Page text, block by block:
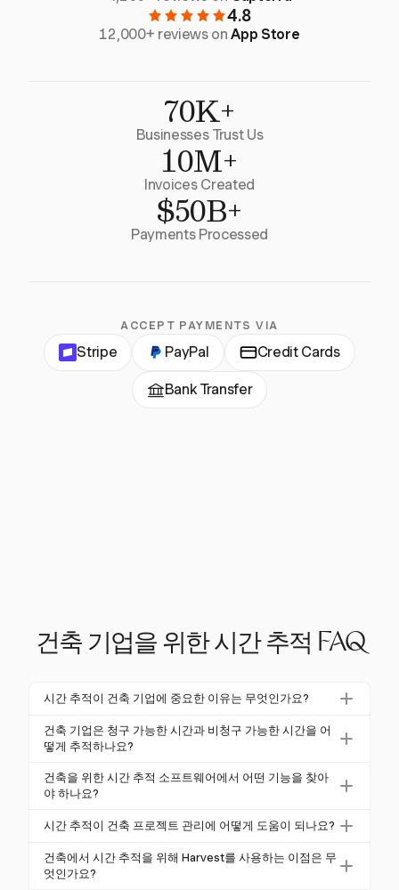
4.8
12,000+ reviews onApp Store
70K+
Businesses Trust Us
10M+
Invoices Created
$50B+
Payments Processed
ACCEPT PAYMENTS VIA
Stripe PayPal Credit Cards
Bank Transfer
건축 기업을 위한 시간 추적 FAQ
시간 추적이 건축 기업에 중요한 이유는 무엇인가요?
시간 추적은 건축 기업에 필수적입니다. 정확한 청구를
보장하고, 프로젝트 관리를 향상시키며, 수익성을 높입
제공하여 효율적인 자원 할당과 개선된 예측을 가능하
게 합니다.
건축 기업은 청구 가능한 시간과 비청구 가능한 시간을 어
떻게 추적하나요?
건축 기업은 Harvest와 같은 전문 소프트웨어를 사용
하여 청구 가능한 시간과 비청구 가능한 시간을 명확하
동이 정확하게 청구되고 비청구 가능한 작업은 내부 효
율성을 위해 모니터링됩니다.
건축을 위한 시간 추적 소프트웨어에서 어떤 기능을 찾아
야 하나요?
주요 기능으로는 단계 기반 추적, 작업 분류, 상세 보고
다. 이동이 잦은 건축가를 위해 모바일 접근성도 중요
합니다.
시간 추적이 건축 프로젝트 관리에 어떻게 도움이 되나요?
시간 추적은 진행 상황에 대한 실시간 가시성을 제공하
고 병목 현상을 식별하며 프로젝트가 일정과 예산 내에
건축에서 시간 추적을 위해 Harvest를 사용하는 이점은 무
엇인가요?